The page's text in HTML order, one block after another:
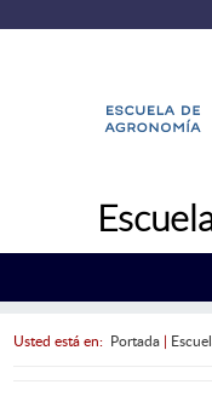
Usted está en: Portada |